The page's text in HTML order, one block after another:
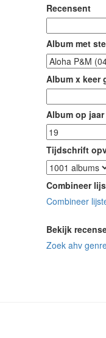
Recensent
Album met
Album x keer
Album op jaar
Tijdschrift
Combineer
Combineer
Bekijk
Zoek ahv